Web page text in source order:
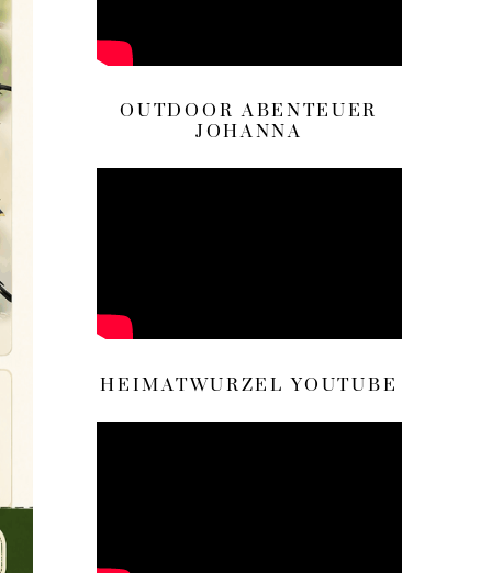
OUTDOOR ABENTEUER
JOHANNA
HEIMATWURZEL YOUTUBE